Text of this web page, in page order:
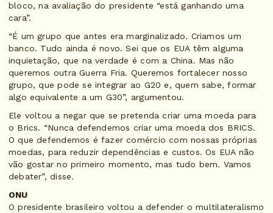
bloco, na avaliação do presidente “está ganhando uma
cara”.
“É um grupo que antes era marginalizado. Criamos um
banco. Tudo ainda é novo. Sei que os EUA têm alguma
inquietação, que na verdade é com a China. Mas não
queremos outra Guerra Fria. Queremos fortalecer nosso
grupo, que pode se integrar ao G20 e, quem sabe, formar
algo equivalente a um G30”, argumentou.
Ele voltou a negar que se pretenda criar uma moeda para
o Brics. “Nunca defendemos criar uma moeda dos BRICS.
O que defendemos é fazer comércio com nossas próprias
moedas, para reduzir dependências e custos. Os EUA não
vão gostar no primeiro momento, mas tudo bem. Vamos
debater”, disse.
ONU
O presidente brasileiro voltou a defender o multilateralismo